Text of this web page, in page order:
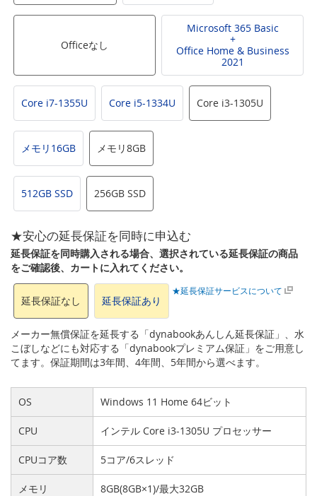
Officeなし
Microsoft 365 Basic
+
Office Home & Business
2021
Core i7-1355U Core i5-1334U Core i3-1305U
メモリ16GB メモリ8GB
512GB SSD 256GB SSD
★安心の延長保証を同時に申込む
延長保証を同時購入される場合、選択されている延長保証の商品
をご確認後、カートに入れてください。
延長保証なし 延長保証あり
★延長保証サービスについて
メーカー無償保証を延長する「dynabookあんしん延長保証」、水
こぼしなどにも対応する「dynabookプレミアム保証」をご用意し
てます。保証期間は3年間、4年間、5年間から選べます。
OS Windows 11 Home 64ビット
CPU インテル Core i3-1305U プロセッサー
CPUコア数 5コア/6スレッド
メモリ 8GB(8GB×1)/最大32GB